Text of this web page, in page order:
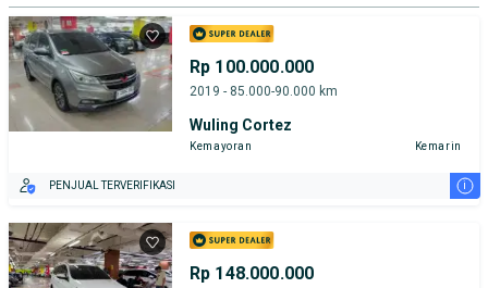
Rp 100.000.000
2019 - 85.000-90.000 km
Wuling Cortez
Kemayoran Kemarin
PENJUAL TERVERIFIKASI i
Rp 148.000.000